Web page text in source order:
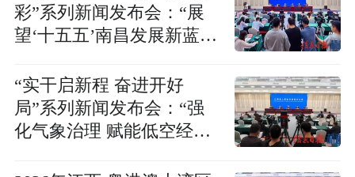
彩”系列新闻发布会：“展
望‘十五五’南昌发展新蓝图
力、影响力”新闻发布会
“实干启新程 奋进开好
局”系列新闻发布会：“强
化气象治理 赋能低空经